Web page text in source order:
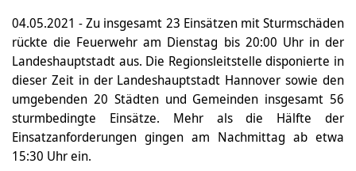
04.05.2021 - Zu insgesamt 23 Einsätzen mit Sturmschäden
rückte die Feuerwehr am Dienstag bis 20:00 Uhr in der
Landeshauptstadt aus. Die Regionsleitstelle disponierte in
dieser Zeit in der Landeshauptstadt Hannover sowie den
umgebenden 20 Städten und Gemeinden insgesamt 56
sturmbedingte Einsätze. Mehr als die Hälfte der
Einsatzanforderungen gingen am Nachmittag ab etwa
15:30 Uhr ein.